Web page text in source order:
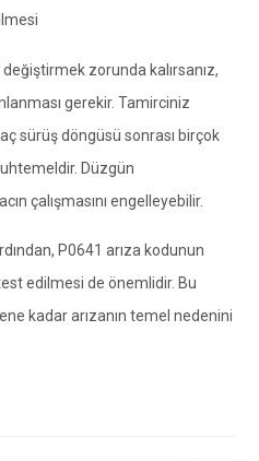
zorunda kalırsanız,
gerekir. Tamirciniz
sürüş döngüsü sonrası birçok
Düzgün
çalışmasını engelleyebilir.
P0641 arıza kodunun
edilmesi de önemlidir. Bu
kadar arızanın temel nedenini